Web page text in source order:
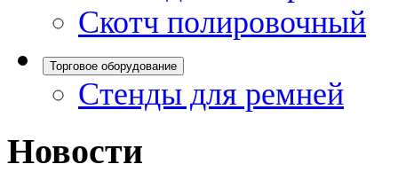
Скотч полировочный
Торговое оборудование
Стенды для ремней
Новости